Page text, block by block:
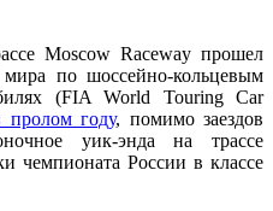
Moscow Raceway прошел
по шоссейно-кольцевым
(FIA World Touring Car
пролом году, помимо заездов
уик-энда на трассе
чемпионата России в классе